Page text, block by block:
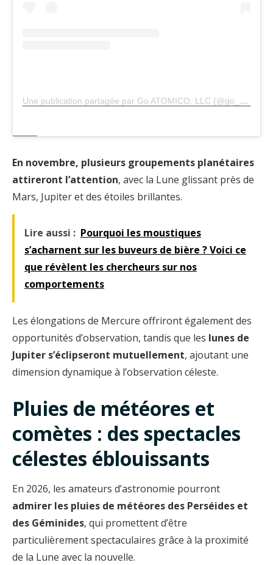
Une publication partagée par Go ATOMICO, LLC (@go_atomico)
En novembre, plusieurs groupements planétaires
attireront l’attention, avec la Lune glissant près de
Mars, Jupiter et des étoiles brillantes.
Lire aussi : Pourquoi les moustiques
s’acharnent sur les buveurs de bière ? Voici ce
que révèlent les chercheurs sur nos
comportements
Les élongations de Mercure offriront également des
opportunités d’observation, tandis que les lunes de
Jupiter s’éclipseront mutuellement, ajoutant une
dimension dynamique à l’observation céleste.
Pluies de météores et
comètes : des spectacles
célestes éblouissants
En 2026, les amateurs d’astronomie pourront
admirer les pluies de météores des Perséides et
des Géminides, qui promettent d’être
particulièrement spectaculaires grâce à la proximité
de la Lune avec la nouvelle.